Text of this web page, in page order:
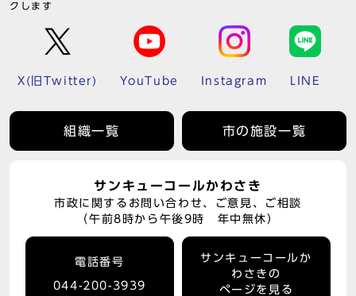
クします
X(旧Twitter) YouTube Instagram LINE
組織一覧 市の施設一覧
サンキューコールかわさき
市政に関するお問い合わせ、ご意見、ご相談
（午前8時から午後9時 年中無休）
電話番号
044-200-3939
サンキューコールか
わさきの
ページを見る